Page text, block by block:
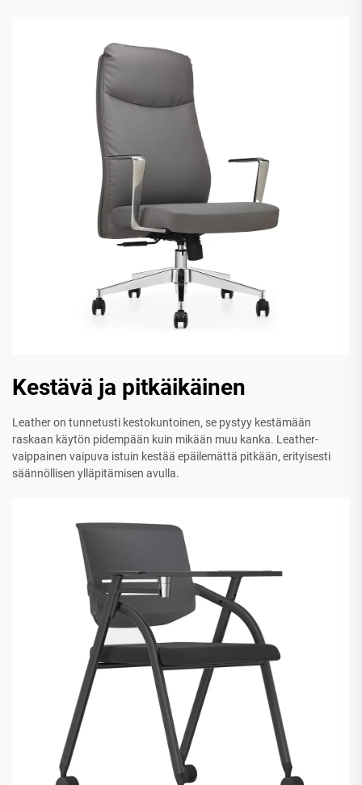
Kestävä ja pitkäikäinen
Leather on tunnetusti kestokuntoinen, se pystyy kestämään
raskaan käytön pidempään kuin mikään muu kanka. Leather-
vaippainen vaipuva istuin kestää epäilemättä pitkään, erityisesti
säännöllisen ylläpitämisen avulla.